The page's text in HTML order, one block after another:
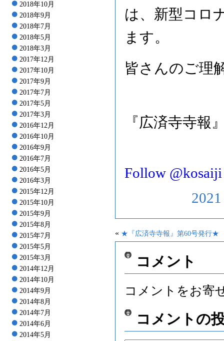
2018年10月
2018年9月
2018年7月
2018年5月
2018年3月
2017年12月
2017年10月
2017年9月
2017年7月
2017年5月
2017年3月
2016年12月
2016年10月
2016年9月
2016年7月
2016年5月
2016年3月
2015年12月
2015年10月
2015年9月
2015年8月
2015年7月
2015年5月
2015年3月
2014年12月
2014年10月
2014年9月
2014年8月
2014年7月
2014年6月
2014年5月
は、新型コロ
ます。
皆さんのご理
『広済寺寺
Follow @kosaiji
« ★『広済寺寺報』第60号発行★
コメント
コメントをお寄
コメントの